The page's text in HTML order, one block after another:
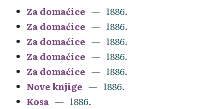
Za domaćice
1886.
Za domaćice
1886.
Za domaćice
1886.
Za domaćice
1886.
Za domaćice
1886.
Nove knjige
1886.
Kosa
1886.